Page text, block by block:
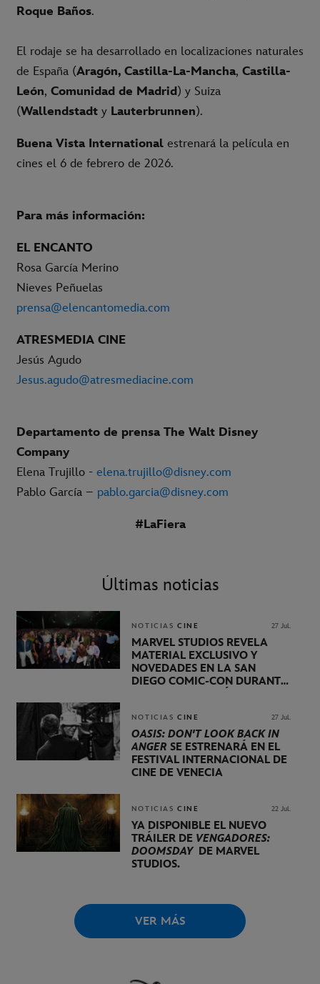
Roque Baños.
El rodaje se ha desarrollado en localizaciones naturales
de España (Aragón, Castilla-La-Mancha, Castilla-
León, Comunidad de Madrid) y Suiza
(Wallendstadt y Lauterbrunnen).
Buena Vista International estrenará la película en
cines el 6 de febrero de 2026.
Para más información:
EL ENCANTO
Rosa García Merino
Nieves Peñuelas
prensa@elencantomedia.com
ATRESMEDIA CINE
Jesús Agudo
Jesus.agudo@atresmediacine.com
Departamento de prensa The Walt Disney
Company
Elena Trujillo - elena.trujillo@disney.com
Pablo García – pablo.garcia@disney.com
#LaFiera
Últimas noticias
NOTICIAS CINE 27 Jul.
MARVEL STUDIOS REVELA
MATERIAL EXCLUSIVO Y
NOVEDADES EN LA SAN
DIEGO COMIC-CON DURANTE
NOTICIAS CINE 27 Jul.
OASIS: DON'T LOOK BACK IN
ANGER SE ESTRENARÁ EN EL
FESTIVAL INTERNACIONAL DE
CINE DE VENECIA
NOTICIAS CINE 22 Jul.
YA DISPONIBLE EL NUEVO
TRÁILER DE VENGADORES:
DOOMSDAYDE MARVEL
STUDIOS.
VER MÁS